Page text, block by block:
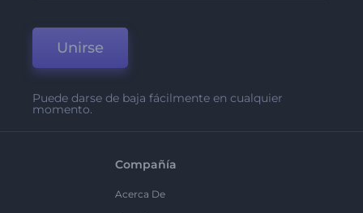
Unirse
Puede darse de baja fácilmente en cualquier
momento.
Compañía
Acerca De